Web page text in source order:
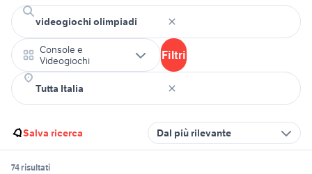
Console e
Videogiochi
Filtri
Salva ricerca Dal più rilevante
74 risultati